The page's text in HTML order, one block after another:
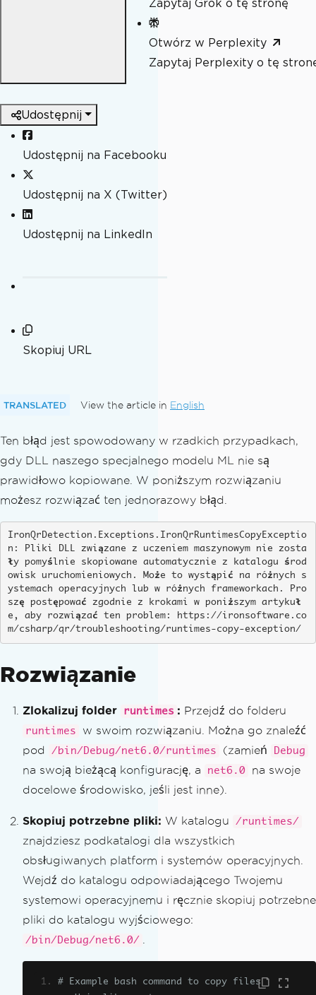
Zapytaj Grok o tę stronę
Otwórz w Perplexity
Zapytaj Perplexity o tę
Udostępnij
Udostępnij na Facebooku
Udostępnij na X (Twitter)
Udostępnij na LinkedIn
Skopiuj URL
TRANSLATED View the article in English
Ten błąd jest spowodowany w rzadkich przypadkach,
gdy DLL naszego specjalnego modelu ML nie są
prawidłowo kopiowane. W poniższym rozwiązaniu
możesz rozwiązać ten jednorazowy błąd.
IronQrDetection.Exceptions.IronQrRuntimesCopyExceptio
n: Pliki DLL związane z uczeniem maszynowym nie zosta
ły pomyślnie skopiowane automatycznie z katalogu środ
owisk uruchomieniowych. Może to wystąpić na różnych s
ystemach operacyjnych lub w różnych frameworkach. Pro
szę postępować zgodnie z krokami w poniższym artykuł
e, aby rozwiązać ten problem: https://ironsoftware.co
m/csharp/qr/troubleshooting/runtimes-copy-exception/
Rozwiązanie
Zlokalizuj folder runtimes : Przejdź do folderu
runtimes
w swoim rozwiązaniu. Można go znaleźć
pod
/bin/Debug/net6.0/runtimes (zamień Debug
na swoją bieżącą konfigurację, a net6.0
na swoje
docelowe środowisko, jeśli jest inne).
Skopiuj potrzebne pliki: W katalogu /runtimes/
znajdziesz podkatalogi dla wszystkich
obsługiwanych platform i systemów operacyjnych.
Wejdź do katalogu odpowiadającego Twojemu
systemowi operacyjnemu i ręcznie skopiuj potrzebne
pliki do katalogu wyjściowego:
/bin/Debug/net6.0/
# Example bash command to copy files